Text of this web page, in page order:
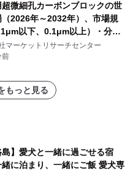
微細孔カーボンブロックの世
（2026年～2032年）、市場規
以下、0.1μm以上）・分析
を発表
マーケットリサーチセンター
前
もっと見る
島】愛犬と一緒に過ごせる宿
に泊まり、一緒にご飯 愛犬専